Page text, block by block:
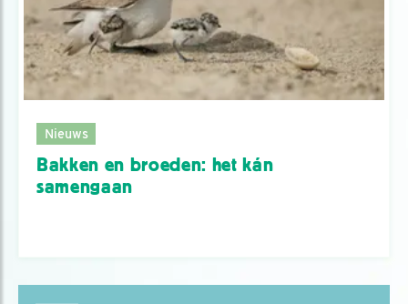
Nieuws
Bakken en broeden: het kán
samengaan